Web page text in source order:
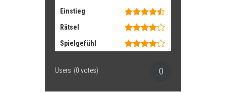
Einstieg
Rätsel
Spielgefühl
Users (0 votes) 0